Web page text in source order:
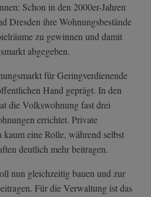
Schon in den 2000er-Jahren
Dresden ihre Wohnungsbestände
zu gewinnen und damit
abgegeben.
für Geringverdienende
Hand geprägt. In den
die Volkswohnung fast drei
errichtet. Private
kaum eine Rolle, während selbst
deutlich mehr beitragen.
nun gleichzeitig bauen und zur
Für die Verwaltung ist das